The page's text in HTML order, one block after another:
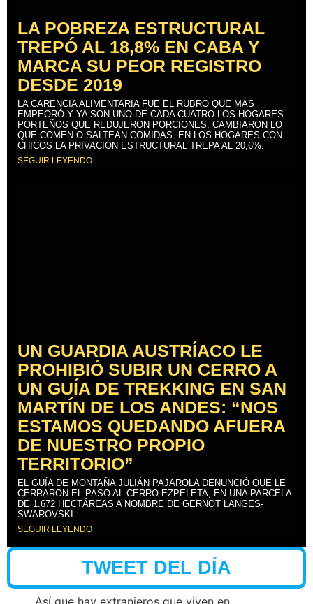
LA POBREZA ESTRUCTURAL
TREPÓ AL 18,8% EN CABA Y
MARCA SU PEOR REGISTRO
DESDE 2019
LA CARENCIA ALIMENTARIA FUE EL RUBRO QUE MÁS
EMPEORÓ Y YA SON UNO DE CADA CUATRO LOS HOGARES
PORTEÑOS QUE REDUJERON PORCIONES, CAMBIARON LO
QUE COMEN O SALTEAN COMIDAS. EN LOS HOGARES CON
CHICOS LA PRIVACIÓN ESTRUCTURAL TREPA AL 20,6%.
SEGUIR LEYENDO
UN GUARDIA AUSTRÍACO LE
PROHIBIÓ SUBIR UN CERRO A
UN GUÍA DE TREKKING EN SAN
MARTÍN DE LOS ANDES: “NOS
ESTAMOS QUEDANDO AFUERA
DE NUESTRO PROPIO
TERRITORIO”
EL GUÍA DE MONTAÑA JULIÁN PAJAROLA DENUNCIÓ QUE LE
CERRARON EL PASO AL CERRO EZPELETA, EN UNA PARCELA
DE 1.672 HECTÁREAS A NOMBRE DE GERNOT LANGES-
SWAROVSKI.
SEGUIR LEYENDO
TWEET DEL DÍA